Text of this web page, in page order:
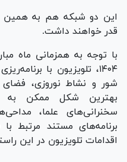
این دو شبکه هم به همین
قدر خواهند داشت.
با توجه به همزمانی ماه
۱۴۰۴، تلویزیون با
شور و نشاط نوروزی،
بهترین شکل ممکن به
سخنرانی‌های علما،
برنامه‌های مستند مرتبط
اقدامات تلویزیون در این